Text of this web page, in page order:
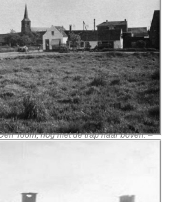
Toom, nog met de trap naar boven. –